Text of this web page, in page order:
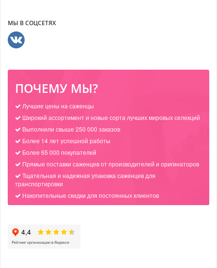
МЫ В СОЦСЕТЯХ
ПОЧЕМУ МЫ?
Лучшие цены на саженцы
Широкий ассортимент и новые сорта лучших мировых селекций
Выполнили свыше 250 000 заказов
Более 14 лет успешной работы
Более 65 000 покупателей
Прямые поставки саженцев от производителей и оригинаторов
Тщательная и надежная упаковка саженцев для
транспортировки
Накопительные скидки для постоянных клиентов